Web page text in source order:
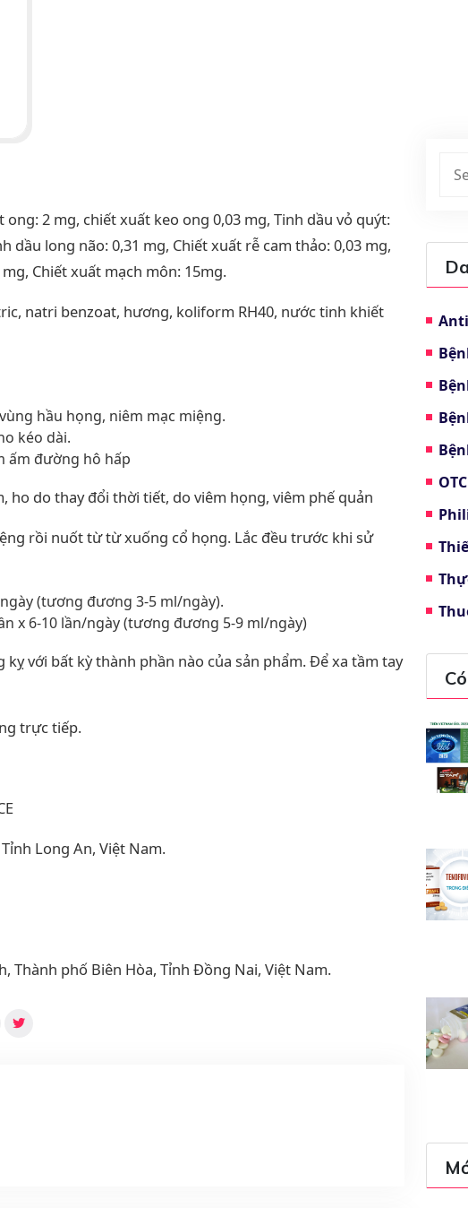
2 mg, chiết xuất keo ong 0,03 mg, Tinh dầu vỏ quýt:
dầu long não: 0,31 mg, Chiết xuất rễ cam thảo: 0,03 mg,
Chiết xuất mạch môn: 15mg.
natri benzoat, hương, koliform RH40, nước tinh khiết
hầu họng, niêm mạc miệng.
kéo dài.
ấm đường hô hấp
ho do thay đổi thời tiết, do viêm họng, viêm phế quản
rồi nuốt từ từ xuống cổ họng. Lắc đều trước khi sử
(tương đương 3-5 ml/ngày).
x 6-10 lần/ngày (tương đương 5-9 ml/ngày)
với bất kỳ thành phần nào của sản phẩm. Để xa tầm tay
trực tiếp.
Long An, Việt Nam.
Thành phố Biên Hòa, Tỉnh Đồng Nai, Việt Nam.
OTC